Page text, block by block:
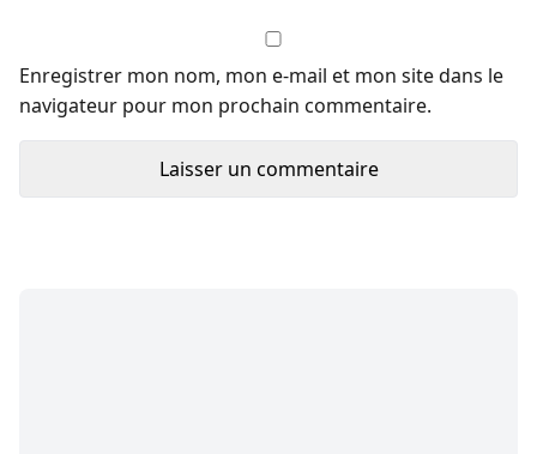
Enregistrer mon nom, mon e-mail et mon site dans le
navigateur pour mon prochain commentaire.